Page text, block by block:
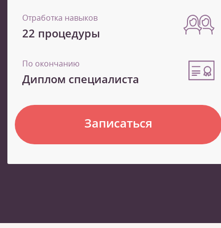
Отработка навыков
22 процедуры
По окончанию
Диплом специалиста
Записаться